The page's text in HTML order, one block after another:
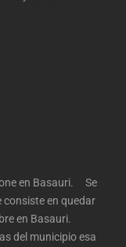
en Basauri. Se
en quedar
en Basauri.
del municipio esa